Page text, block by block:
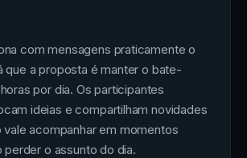
com mensagens praticamente o
que a proposta é manter o bate-
por dia. Os participantes
ideias e compartilham novidades
vale acompanhar em momentos
perder o assunto do dia.